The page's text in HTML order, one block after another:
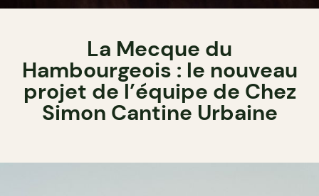
La Mecque du
Hambourgeois : le nouveau
projet de l’équipe de Chez
Simon Cantine Urbaine